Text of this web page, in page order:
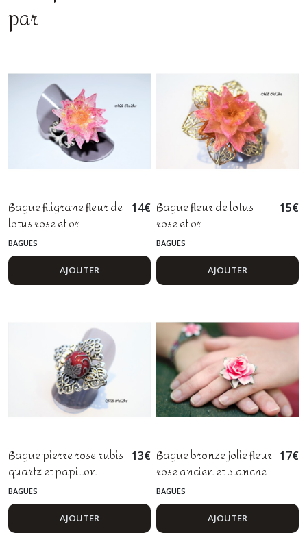
par
Bague filigrane fleur de
lotus rose et or
14€
BAGUES
AJOUTER
Bague fleur de lotus
rose et or
15€
BAGUES
AJOUTER
Bague pierre rose rubis
quartz et papillon
argenté
13€
BAGUES
AJOUTER
Bague bronze jolie fleur
rose ancien et blanche
17€
BAGUES
AJOUTER